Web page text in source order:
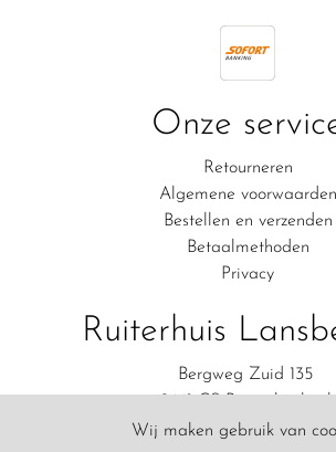
Wij maken gebruik van
Onze
Retourneren
Algemene voorwaarden
Bestellen en verzenden
Betaalmethoden
Privacy
Ruiterhuis
Bergweg Zuid 135
06-83111554